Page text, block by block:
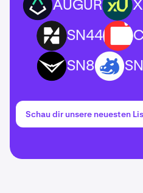
AUGUR AUGUR XU3O8
SN44 SN44
SN8 SN8 SN75
Schau dir unsere neuesten